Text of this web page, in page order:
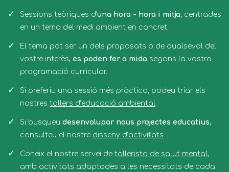
Sessions teòriques d’una hora - hora i mitja, centrades
en un tema del medi ambient en concret.
El tema pot ser un dels proposats o de qualsevol del
vostre interès, es poden fer a mida segons la vostra
programació curricular.
Si preferiu una sessió més pràctica, podeu triar els
nostres tallers d’educació ambiental.
Si busqueu desenvolupar nous projectes educatius,
consulteu el nostre disseny d’activitats.
Coneix el nostre servei de tallerista de salut mental,
amb activitats adaptades a les necessitats de cada